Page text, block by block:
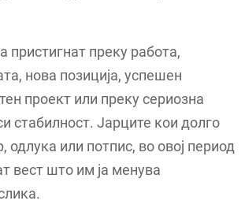
пристигнат преку работа,
нова позиција, успешен
проект или преку сериозна
стабилност. Јарците кои долго
одлука или потпис, во овој период
вест што им ја менува